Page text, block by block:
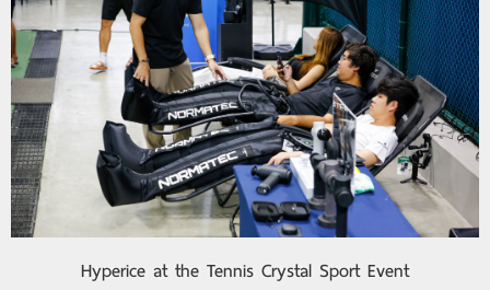
Hyperice at the Tennis Crystal Sport Event